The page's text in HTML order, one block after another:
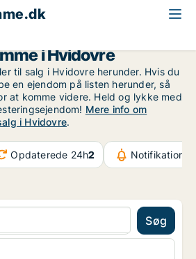
i Hvidovre
til salg i Hvidovre herunder. Hvis du
en ejendom på listen herunder, så
at komme videre. Held og lykke med
Mere info om
i Hvidovre.
Opdaterede 24h2
Søg